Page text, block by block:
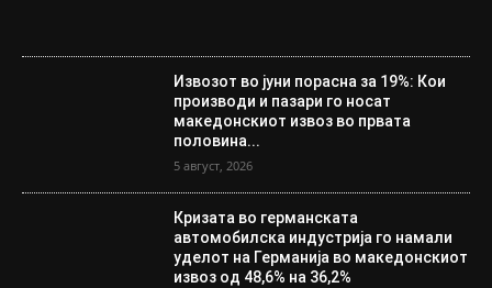
Извозот во јуни порасна за 19%: Кои
производи и пазари го носат
македонскиот извоз во првата
половина...
5 август, 2026
Кризата во германската
автомобилска индустрија го намали
уделот на Германија во македонскиот
извоз од 48,6% на 36,2%